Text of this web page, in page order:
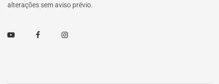
alterações sem aviso prévio.
Youtube FacebookInstagram